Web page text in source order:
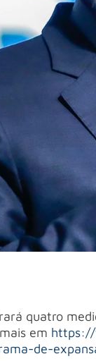
quatro
em https://
de-